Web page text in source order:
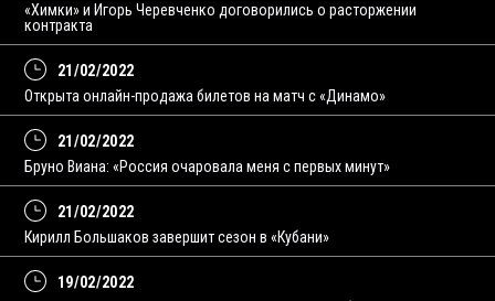
«Химки» и Игорь Черевченко договорились о расторжении
контракта
21/02/2022
Открыта онлайн-продажа билетов на матч с «Динамо»
21/02/2022
Бруно Виана: «Россия очаровала меня с первых минут»
21/02/2022
Кирилл Большаков завершит сезон в «Кубани»
19/02/2022